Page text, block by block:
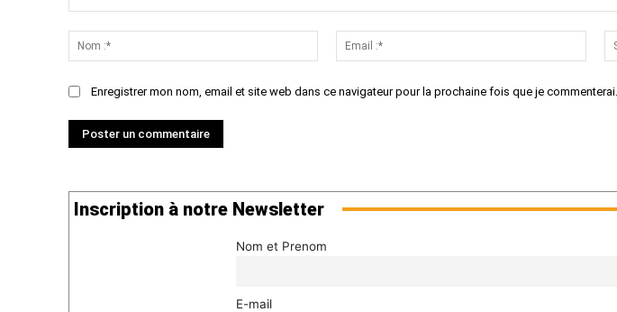
:*
Email
:*
Enregistrer mon nom, email et site web dans ce navigateur pour la prochaine fois que je commenterai.
Inscription à notre Newsletter
Nom et Prenom
E-mail